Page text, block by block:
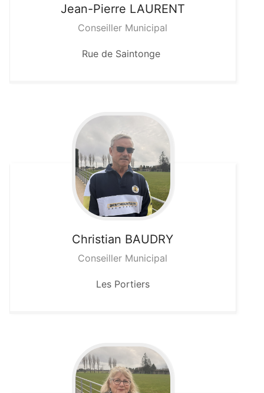
Jean-Pierre LAURENT
Conseiller Municipal
Rue de Saintonge
Christian BAUDRY
Conseiller Municipal
Les Portiers